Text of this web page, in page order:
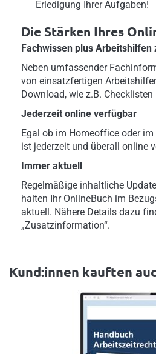
Erledigung Ihrer Aufgaben!
Die Stärken Ihres
Fachwissen plus Arbeitshilfen
Neben umfassender
von einsatzfertigen
Download, wie z.B.
Jederzeit online verfügbar
Egal ob im Homeoffice oder im
ist jederzeit und überall online
Immer aktuell
Regelmäßige inhaltliche
halten Ihr OnlineBuch im
aktuell. Nähere Details dazu
„Zusatzinformation“.
Kund:innen kauften